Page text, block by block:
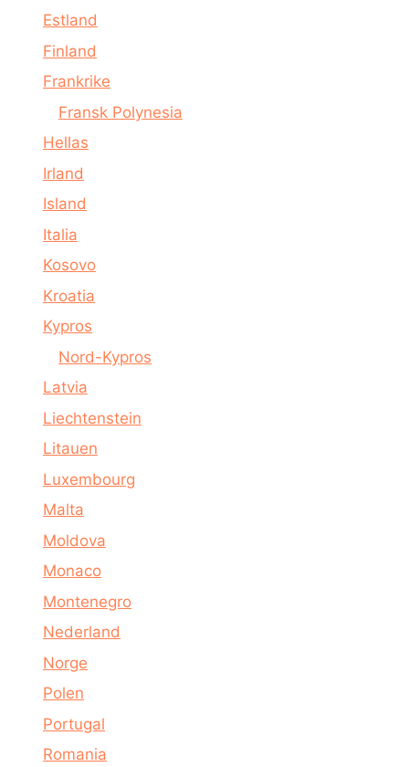
Estland
Finland
Frankrike
Fransk Polynesia
Hellas
Irland
Island
Italia
Kosovo
Kroatia
Kypros
Nord-Kypros
Latvia
Liechtenstein
Litauen
Luxembourg
Malta
Moldova
Monaco
Montenegro
Nederland
Norge
Polen
Portugal
Romania